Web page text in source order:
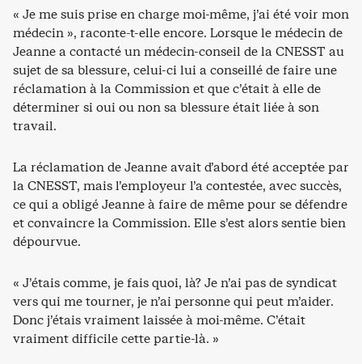
« Je me suis prise en charge moi-même, j’ai été voir mon
médecin », raconte-t-elle encore. Lorsque le médecin de
Jeanne a contacté un médecin-conseil de la CNESST au
sujet de sa blessure, celui-ci lui a conseillé de faire une
réclamation à la Commission et que c’était à elle de
déterminer si oui ou non sa blessure était liée à son
travail.
La réclamation de Jeanne avait d’abord été acceptée par
la CNESST, mais l’employeur l’a contestée, avec succès,
ce qui a obligé Jeanne à faire de même pour se défendre
et convaincre la Commission. Elle s’est alors sentie bien
dépourvue.
« J’étais comme, je fais quoi, là? Je n’ai pas de syndicat
vers qui me tourner, je n’ai personne qui peut m’aider.
Donc j’étais vraiment laissée à moi-même. C’était
vraiment difficile cette partie-là. »